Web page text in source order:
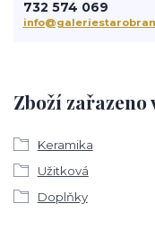
Zboží
Keramika
Užitková
Doplňky
732 574 069